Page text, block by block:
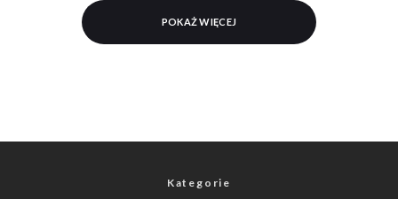
POKAŻ WIĘCEJ
Kategorie